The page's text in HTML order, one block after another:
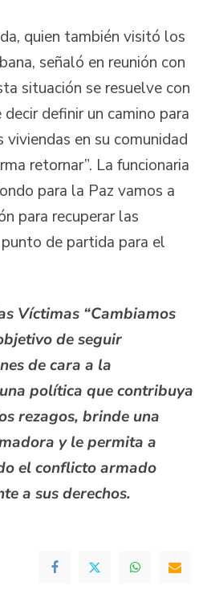
quien también visitó los
señaló en reunión con
situación se resuelve con
definir un camino para
viviendas en su comunidad
retornar”. La funcionaria
para la Paz vamos a
para recuperar las
de partida para el
Víctimas “Cambiamos
de seguir
de cara a la
política que contribuya
rezagos, brinde una
y le permita a
el conflicto armado
a sus derechos.